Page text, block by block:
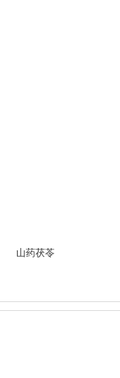
山药茯苓